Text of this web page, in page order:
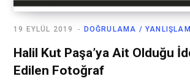
DOĞRULAMA /
19 EYLÜL 2019
Halil Kut Paşa’ya Ait Olduğu
Edilen Fotoğraf